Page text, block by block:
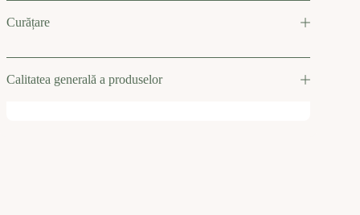
Curățare
Calitatea generală a produselor